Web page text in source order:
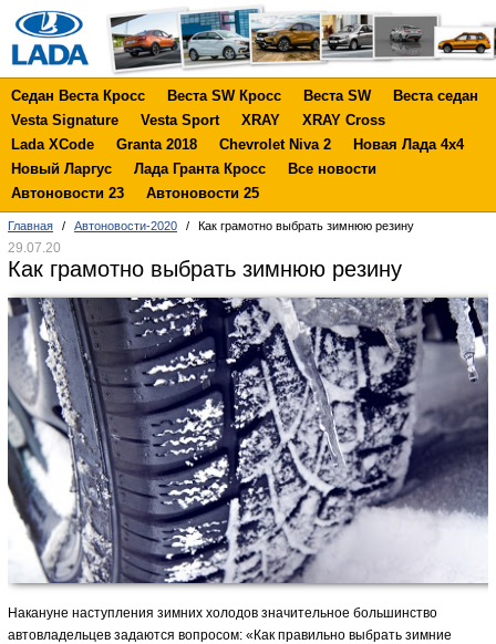
Седан Веста Кросс Веста SW Кросс Веста SW
Веста седан
Vesta Signature
Vesta Sport XRAY
XRAY Cross
Lada XCode
Granta 2018 Chevrolet Niva 2
Новая Лада 4х4
Новый Ларгус
Лада Гранта Кросс
Все новости
Автоновости 23
Автоновости 25
Главная / Автоновости-2020 / Как грамотно выбрать зимнюю резину
29.07.20
Как грамотно выбрать зимнюю резину
Накануне наступления зимних холодов значительное большинство
автовладельцев задаются вопросом: «Как правильно выбрать зимние